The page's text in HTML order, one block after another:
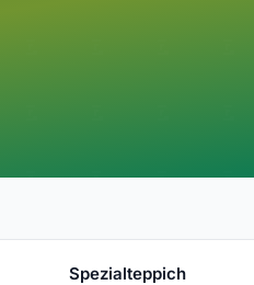
Spezialteppich